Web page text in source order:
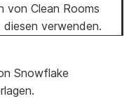
von Clean Rooms
verwenden.
Snowflake